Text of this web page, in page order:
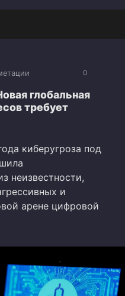
0
глобальная
требует
киберугроза под
неизвестности,
и
арене цифровой